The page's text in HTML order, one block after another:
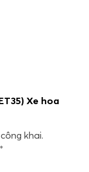
Xe hoa
khai.
*